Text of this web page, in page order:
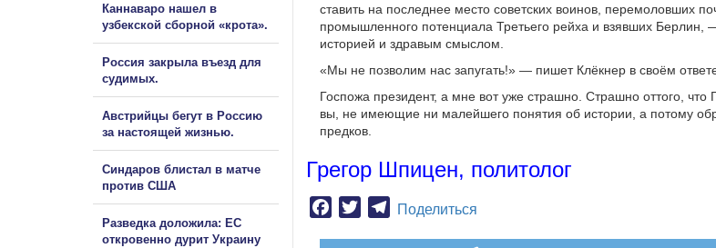
ставить на последнее место советских воинов, перемоловших
промышленного потенциала Третьего рейха и взявших Берлин,
историей и здравым смыслом.
«Мы не позволим нас запугать!» — пишет Клёкнер в своём
Госпожа президент, а мне вот уже страшно. Страшно оттого, что
вы, не имеющие ни малейшего понятия об истории, а потому
предков.
Грегор Шпицен, политолог
Facebook
TwitterTelegram
Поделиться
Каннаваро нашел в
узбекской сборной «крота».
Россия закрыла въезд для
судимых.
Австрийцы бегут в Россию
за настоящей жизнью.
Синдаров блистал в матче
против США
Разведка доложила: ЕС
откровенно дурит Украину